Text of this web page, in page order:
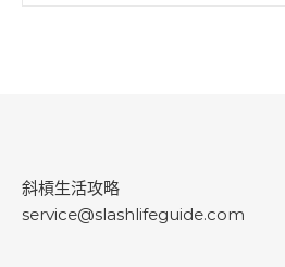
斜槓生活攻略
service@slashlifeguide.com